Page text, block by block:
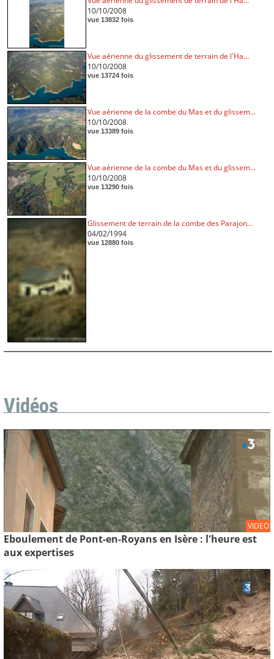
10/10/2008
vue 13832 fois
Vue aérienne du glissement de terrain de l'Ha...
10/10/2008
vue 13724 fois
Vue aérienne de la combe du Mas et du glissem...
10/10/2008
vue 13389 fois
Vue aérienne de la combe du Mas et du glissem...
10/10/2008
vue 13290 fois
Glissement de terrain de la combe des Parajon...
04/02/1994
vue 12880 fois
Vidéos
VIDEO
Eboulement de Pont-en-Royans en Isère : l'heure est
aux expertises